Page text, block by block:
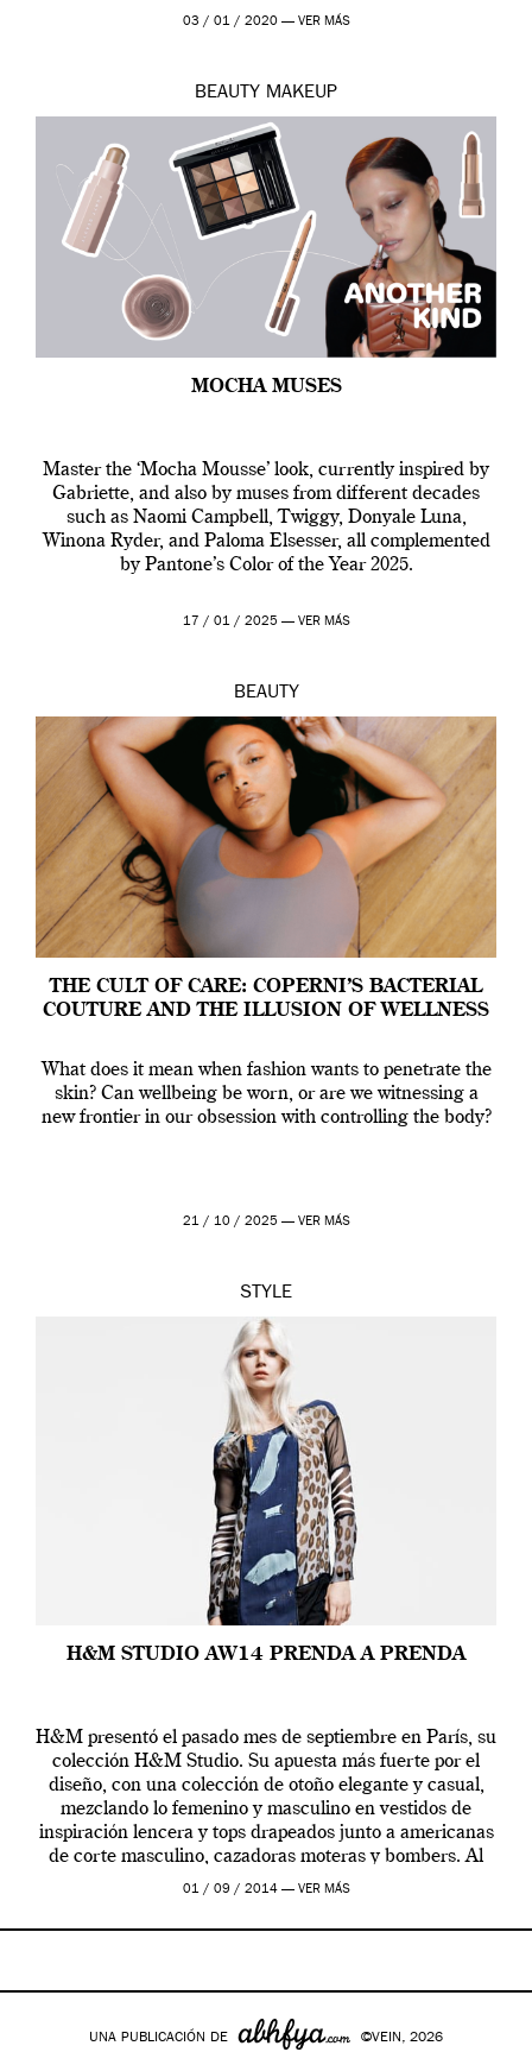
de 2019 hasta final de abril […]
03 / 01 / 2020 — VER MÁS
BEAUTY MAKEUP
MOCHA MUSES
Master the ‘Mocha Mousse’ look, currently inspired by
Gabriette, and also by muses from different decades
such as Naomi Campbell, Twiggy, Donyale Luna,
Winona Ryder, and Paloma Elsesser, all complemented
by Pantone’s Color of the Year 2025.
17 / 01 / 2025 — VER MÁS
BEAUTY
THE CULT OF CARE: COPERNI’S BACTERIAL
COUTURE AND THE ILLUSION OF WELLNESS
What does it mean when fashion wants to penetrate the
skin? Can wellbeing be worn, or are we witnessing a
new frontier in our obsession with controlling the body?
21 / 10 / 2025 — VER MÁS
STYLE
H&M STUDIO AW14 PRENDA A PRENDA
H&M presentó el pasado mes de septiembre en París, su
colección H&M Studio. Su apuesta más fuerte por el
diseño, con una colección de otoño elegante y casual,
mezclando lo femenino y masculino en vestidos de
inspiración lencera y tops drapeados junto a americanas
de corte masculino, cazadoras moteras y bombers. Al
frente de la […]
01 / 09 / 2014 — VER MÁS
UNA PUBLICACIÓN DE ©VEIN, 2026